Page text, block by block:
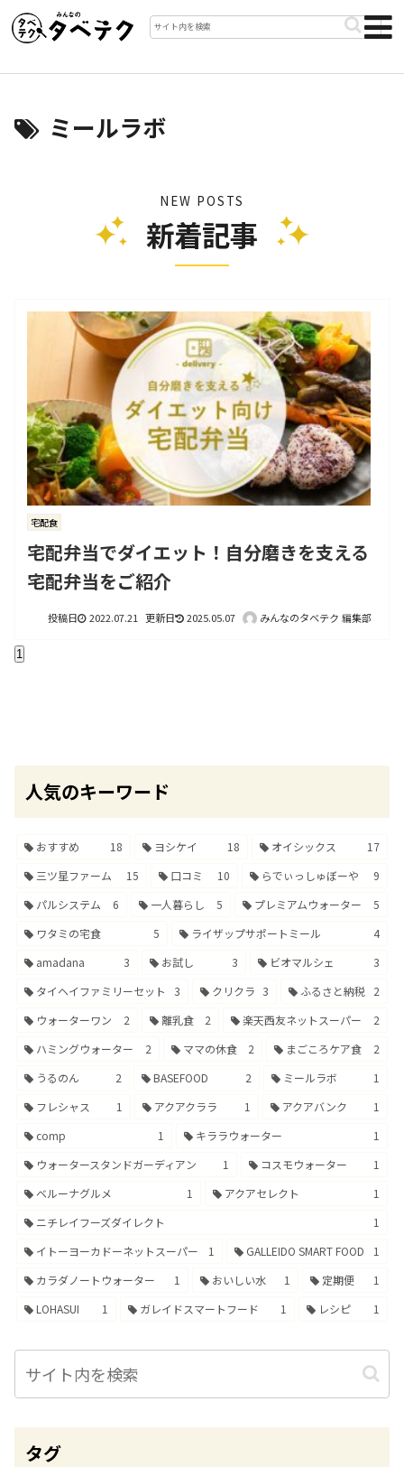
ミールラボ
NEW POSTS
新着記事
宅配食
宅配弁当でダイエット！自分磨きを支える
宅配弁当をご紹介
2022.07.21 2025.05.07 みんなのタベテク 編集部
1
人気のキーワード
おすすめ 18 ヨシケイ 18 オイシックス
17
三ツ星ファーム
15 口コミ 10 らでぃっしゅぼーや
9
パルシステム
6 一人暮らし 5 プレミアムウォーター
5
ワタミの宅食
5 ライザップサポートミール
4
amadana
3 お試し 3 ビオマルシェ
3
タイヘイファミリーセット
3 クリクラ 3 ふるさと納税
2
ウォーターワン
2 離乳食 2 楽天西友ネットスーパー
2
ハミングウォーター
2 ママの休食 2 まごころケア食
2
うるのん
2 BASEFOOD 2 ミールラボ
1
フレシャス
1 アクアクララ 1 アクアバンク
1
comp
1 キララウォーター
1
ウォータースタンドガーディアン
1 コスモウォーター
1
ベルーナグルメ
1 アクアセレクト
1
ニチレイフーズダイレクト
1
イトーヨーカドーネットスーパー
1 GALLEIDO SMART FOOD
1
カラダノートウォーター
1 おいしい水 1 定期便
1
LOHASUI
1 ガレイドスマートフード 1 レシピ 1
タグ